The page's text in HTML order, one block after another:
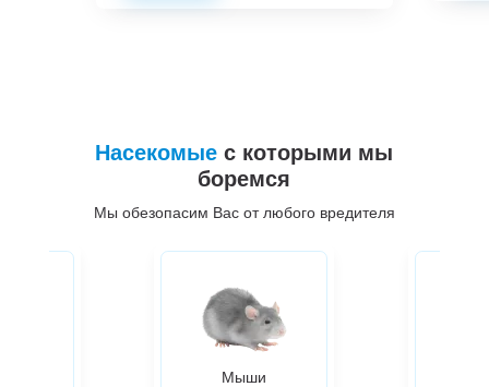
Насекомые с которыми мы
боремся
Мы обезопасим Вас от любого вредителя
Мыши